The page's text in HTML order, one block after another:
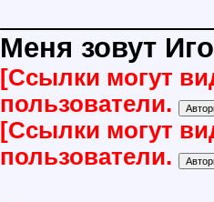
Меня зовут
[Ссылки могут
пользователи.
[Ссылки могут
пользователи.